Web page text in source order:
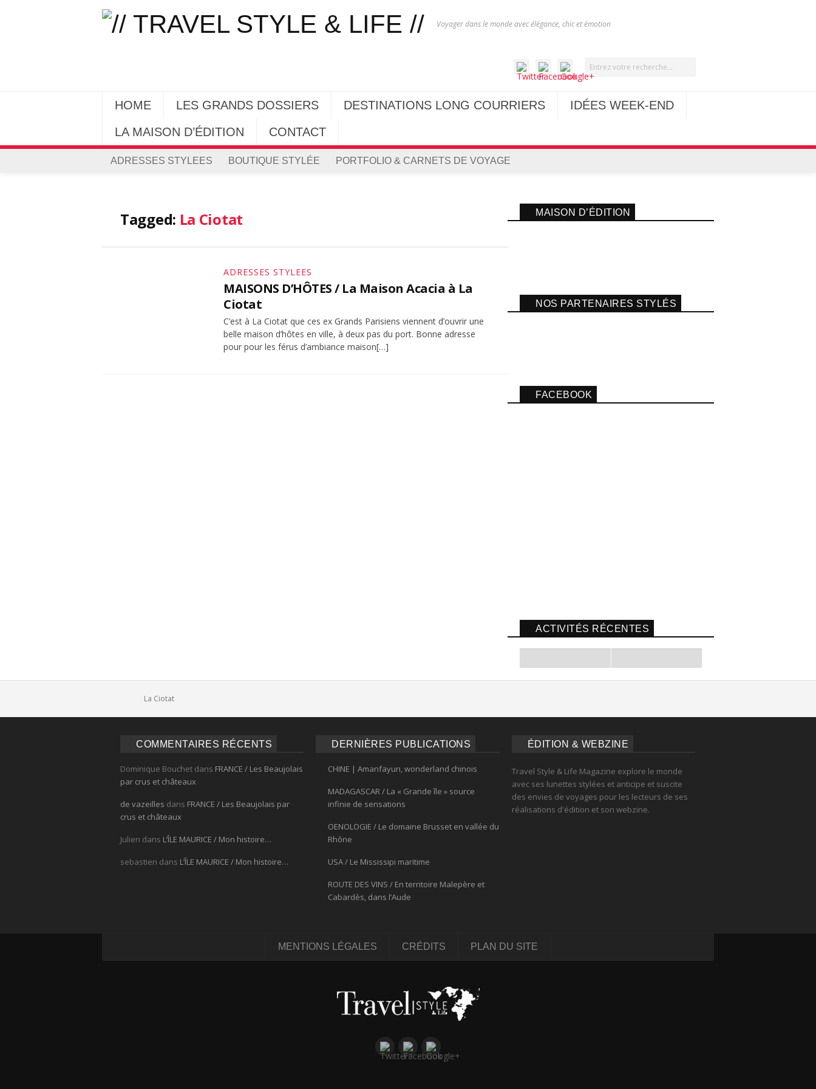
Voyager dans le monde avec élégance, chic et émotion
HOME LES GRANDS DOSSIERS DESTINATIONS LONG COURRIERS
IDÉES WEEK-END
LA MAISON D’ÉDITION
CONTACT
ADRESSES STYLEES BOUTIQUE STYLÉE PORTFOLIO & CARNETS DE VOYAGE
Tagged: La Ciotat
ADRESSES STYLEES
MAISONS D’HÔTES / La Maison Acacia à La
Ciotat
C’est à La Ciotat que ces ex Grands Parisiens viennent d’ouvrir une
belle maison d’hôtes en ville, à deux pas du port. Bonne adresse
pour pour les férus d’ambiance maison[…]
MAISON D’ÉDITION
NOS PARTENAIRES STYLÉS
FACEBOOK
ACTIVITÉS RÉCENTES
La Ciotat
COMMENTAIRES RÉCENTS
Dominique Bouchet dans FRANCE / Les Beaujolais
par crus et châteaux
de vazeilles dans FRANCE / Les Beaujolais par
crus et châteaux
Julien dans L’ÎLE MAURICE / Mon histoire…
sebastien dans L’ÎLE MAURICE / Mon histoire…
DERNIÈRES PUBLICATIONS
CHINE | Amanfayun, wonderland chinois
MADAGASCAR / La « Grande île » source
infinie de sensations
OENOLOGIE / Le domaine Brusset en vallée du
Rhône
USA / Le Mississipi maritime
ROUTE DES VINS / En territoire Malepère et
Cabardès, dans l’Aude
ÉDITION & WEBZINE
Travel Style & Life Magazine explore le monde
avec ses lunettes stylées et anticipe et suscite
des envies de voyages pour les lecteurs de ses
réalisations d'édition et son webzine.
MENTIONS LÉGALES CRÉDITS PLAN DU SITE